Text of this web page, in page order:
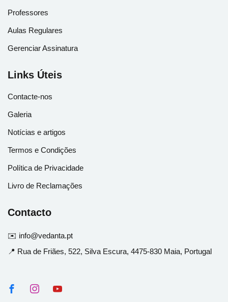
Professores
Aulas Regulares
Gerenciar Assinatura
Links Úteis
Contacte-nos
Galeria
Notícias e artigos
Termos e Condições
Política de Privacidade
Livro de Reclamações
Contacto
✉️ info@vedanta.pt
📍 Rua de Friães, 522, Silva Escura, 4475-830 Maia, Portugal